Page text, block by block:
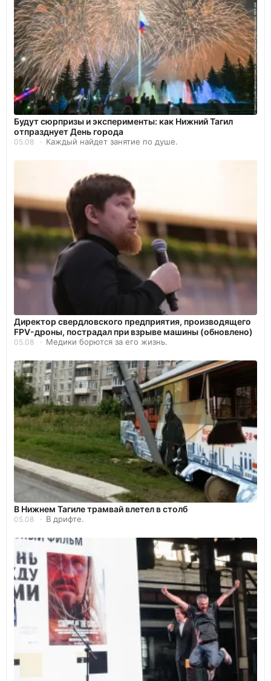
Будут сюрпризы и эксперименты: как Нижний Тагил
отпразднует День города
05.08 Каждый найдет занятие по душе.
Директор свердловского предприятия, производящего
FPV-дроны, пострадал при взрыве машины (обновлено)
05.08 Медики борются за его жизнь.
В Нижнем Тагиле трамвай влетел в столб
05.08 В дрифте.